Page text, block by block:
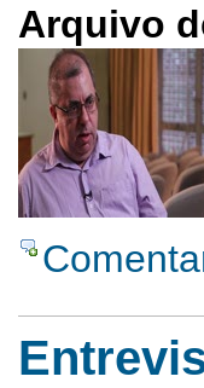
Arquivo